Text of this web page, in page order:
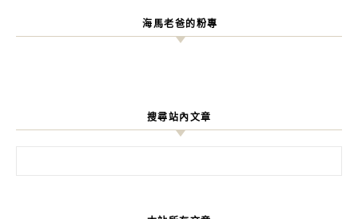
海馬老爸的粉專
搜尋站內文章